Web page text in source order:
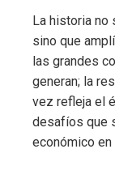
La historia no
sino que
las grandes
generan; la
vez refleja el
desafíos que
económico en